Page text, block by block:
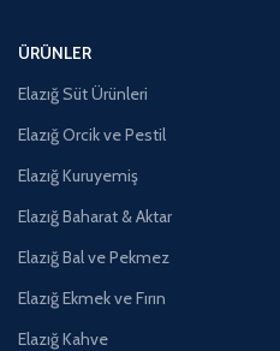
ÜRÜNLER
Elazığ Süt Ürünleri
Elazığ Orcik ve Pestil
Elazığ Kuruyemiş
Elazığ Baharat & Aktar
Elazığ Bal ve Pekmez
Elazığ Ekmek ve Fırın
Elazığ Kahve